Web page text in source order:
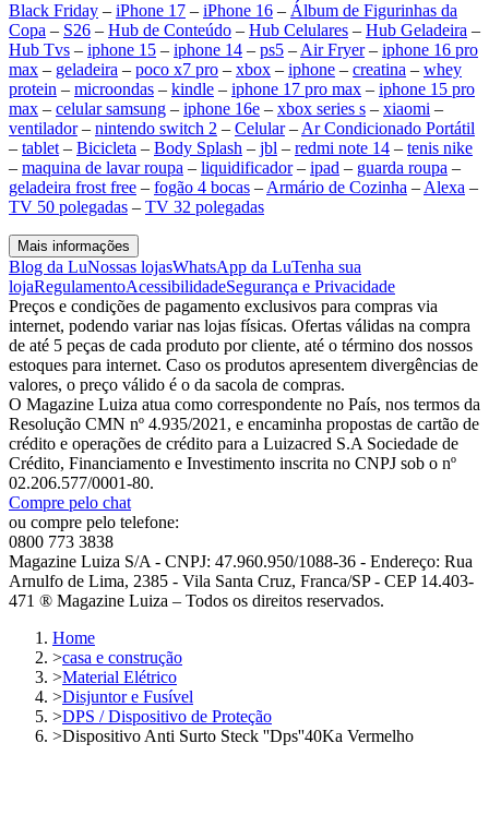
Black Friday – iPhone 17 – iPhone 16 – Álbum de Figurinhas da
Copa – S26 – Hub de Conteúdo – Hub Celulares – Hub Geladeira –
Hub Tvs – iphone 15 – iphone 14 – ps5 – Air Fryer– iphone 16 pro
max – geladeira – poco x7 pro – xbox – iphone – creatina – whey
protein – microondas – kindle – iphone 17 pro max – iphone 15 pro
max – celular samsung – iphone 16e – xbox series s – xiaomi –
ventilador– nintendo switch 2 – Celular– Ar Condicionado Portátil
– tablet – Bicicleta – Body Splash – jbl – redmi note 14 – tenis nike
– maquina de lavar roupa – liquidificador– ipad – guarda roupa –
geladeira frost free – fogão 4 bocas – Armário de Cozinha – Alexa –
TV 50 polegadas – TV 32 polegadas
Mais informações
Blog da LuNossas lojasWhatsApp da LuTenha sua
lojaRegulamentoAcessibilidadeSegurança e Privacidade
Preços e condições de pagamento exclusivos para compras via
internet, podendo variar nas lojas físicas. Ofertas válidas na compra
de até 5 peças de cada produto por cliente, até o término dos nossos
estoques para internet. Caso os produtos apresentem divergências de
valores, o preço válido é o da sacola de compras.
O Magazine Luiza atua como correspondente no País, nos termos da
Resolução CMN nº 4.935/2021, e encaminha propostas de cartão de
crédito e operações de crédito para a Luizacred S.A Sociedade de
Crédito, Financiamento e Investimento inscrita no CNPJ sob o nº
02.206.577/0001-80.
Compre pelo chat
ou compre pelo telefone:
0800 773 3838
Magazine Luiza S/A - CNPJ: 47.960.950/1088-36 - Endereço: Rua
Arnulfo de Lima, 2385 - Vila Santa Cruz, Franca/SP - CEP 14.403-
471 ® Magazine Luiza – Todos os direitos reservados.
Home
>casa e construção
>Material Elétrico
>Disjuntor e Fusível
>DPS / Dispositivo de Proteção
>Dispositivo Anti Surto Steck ''Dps''40Ka Vermelho